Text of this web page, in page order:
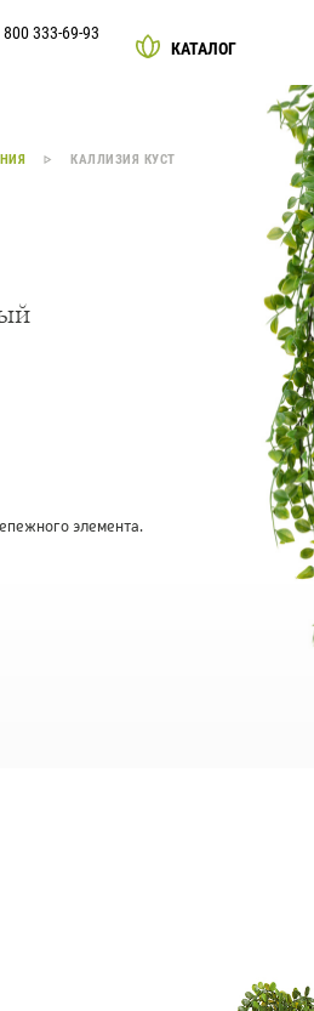
800 333-69-93
КАТАЛОГ
КАЛЛИЗИЯ КУСТ
элемента.